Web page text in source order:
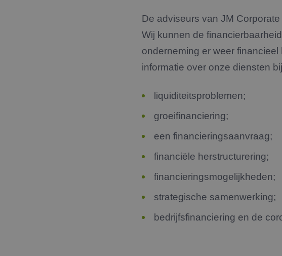
De adviseurs van JM
Wij kunnen de
onderneming er weer
informatie over onze diensten
liquiditeitsproblemen;
groeifinanciering;
een financieringsaanvraag;
financiële herstructurering;
financieringsmogelijkheden;
strategische samenwerking;
bedrijfsfinanciering en de